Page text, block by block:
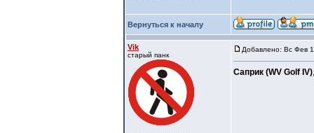
Вернуться к началу
Vik
старый панк
Добавлено: Вс Фев
Саприк (WV Golf IV)